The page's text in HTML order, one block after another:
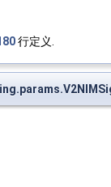
行定义.